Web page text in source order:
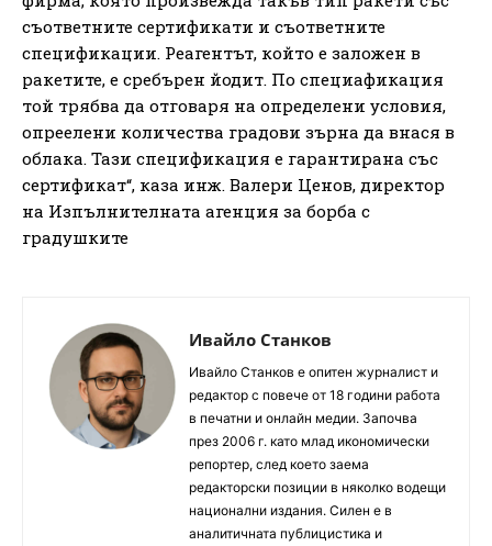
съответните сертификати и съответните
спецификации. Реагентът, който е заложен в
ракетите, е сребърен йодит. По специафикация
той трябва да отговаря на определени условия,
опреелени количества градови зърна да внася в
облака. Тази спецификация е гарантирана със
сертификат“, каза инж. Валери Ценов, директор
на Изпълнителната агенция за борба с
градушките
Ивайло Станков
Ивайло Станков е опитен журналист и
редактор с повече от 18 години работа
в печатни и онлайн медии. Започва
през 2006 г. като млад икономически
репортер, след което заема
редакторски позиции в няколко водещи
национални издания. Силен е в
аналитичната публицистика и